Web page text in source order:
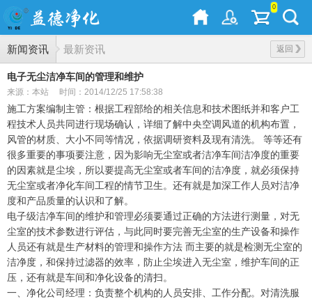
0
新闻资讯 返回
最新资讯
电子无尘洁净车间的管理和维护
来源：本站 时间：2014/12/25 17:58:38
施工方案编制主管：根据工程部给的相关信息和技术图纸并和客户工
程技术人员共同进行现场确认，详细了解中央空调风道的机构布置，
风管的材质、大小不同等情况，依据调研资料及现有清洗。 等等还有
很多重要的事项要注意，因为影响无尘室或者洁净车间洁净度的重要
的因素就是尘埃，所以要提高无尘室或者车间的洁净度，就必须保持
无尘室或者净化车间工程的情节卫生。还有就是加深工作人员对洁净
度和产品质量的认识和了解。
电子级洁净车间的维护和管理必须要通过正确的方法进行测量，对无
尘室的技术参数进行评估，与此同时要完善无尘室的生产设备和操作
人员还有就是生产材料的管理和操作方法 而主要的就是检测无尘室的
洁净度，和保持过滤器的效率，防止尘埃进入无尘室，维护车间的正
压，还有就是车间和净化设备的清扫。
一、净化公司经理：负责整个机构的人员安排、工作分配。对清洗服